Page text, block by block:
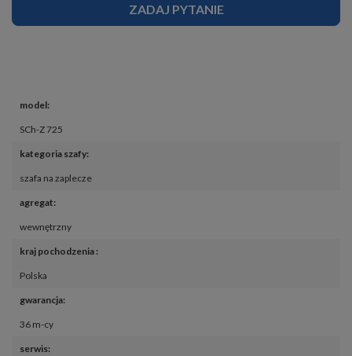
ZADAJ PYTANIE
model:
SCh-Z 725
kategoria szafy:
szafa na zaplecze
agregat:
wewnętrzny
kraj pochodzenia :
Polska
gwarancja:
36 m-cy
serwis: